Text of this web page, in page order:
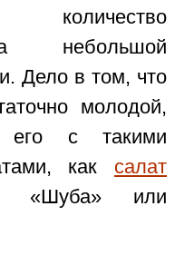
количество
небольшой
Дело в том, что
молодой,
его с такими
как салат
«Шуба» или